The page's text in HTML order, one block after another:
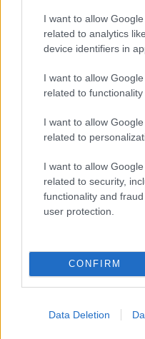
I want to allow
related to analytics
device identifiers in
I want to allow
related to
I want to allow
related to
I want to allow
related to security,
functionality and
user protection.
CONFIRM
Data Deletion
Wearable senza
Cristian Castiglioni · 1 Ago 2026
Circuito total body al